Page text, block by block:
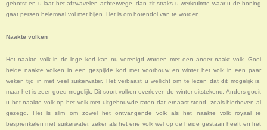
gebotst en u laat het afzwavelen achterwege, dan zit straks u werkruimte waar u de honing
gaat persen helemaal vol met bijen. Het is om horendol van te worden.
Naakte volken
Het naakte volk in de lege korf kan nu verenigd worden met een ander naakt volk. Gooi
beide naakte volken in een gespijlde korf met voorbouw en winter het volk in een paar
weken tijd in met veel suikerwater. Het verbaast u wellicht om te lezen dat dit mogelijk is,
maar het is zeer goed mogelijk. Dit soort volken overleven de winter uitstekend. Anders gooit
u het naakte volk op het volk met uitgebouwde raten dat ernaast stond, zoals hierboven al
gezegd. Het is slim om zowel het ontvangende volk als het naakte volk royaal te
besprenkelen met suikerwater, zeker als het ene volk wel op de heide gestaan heeft en het